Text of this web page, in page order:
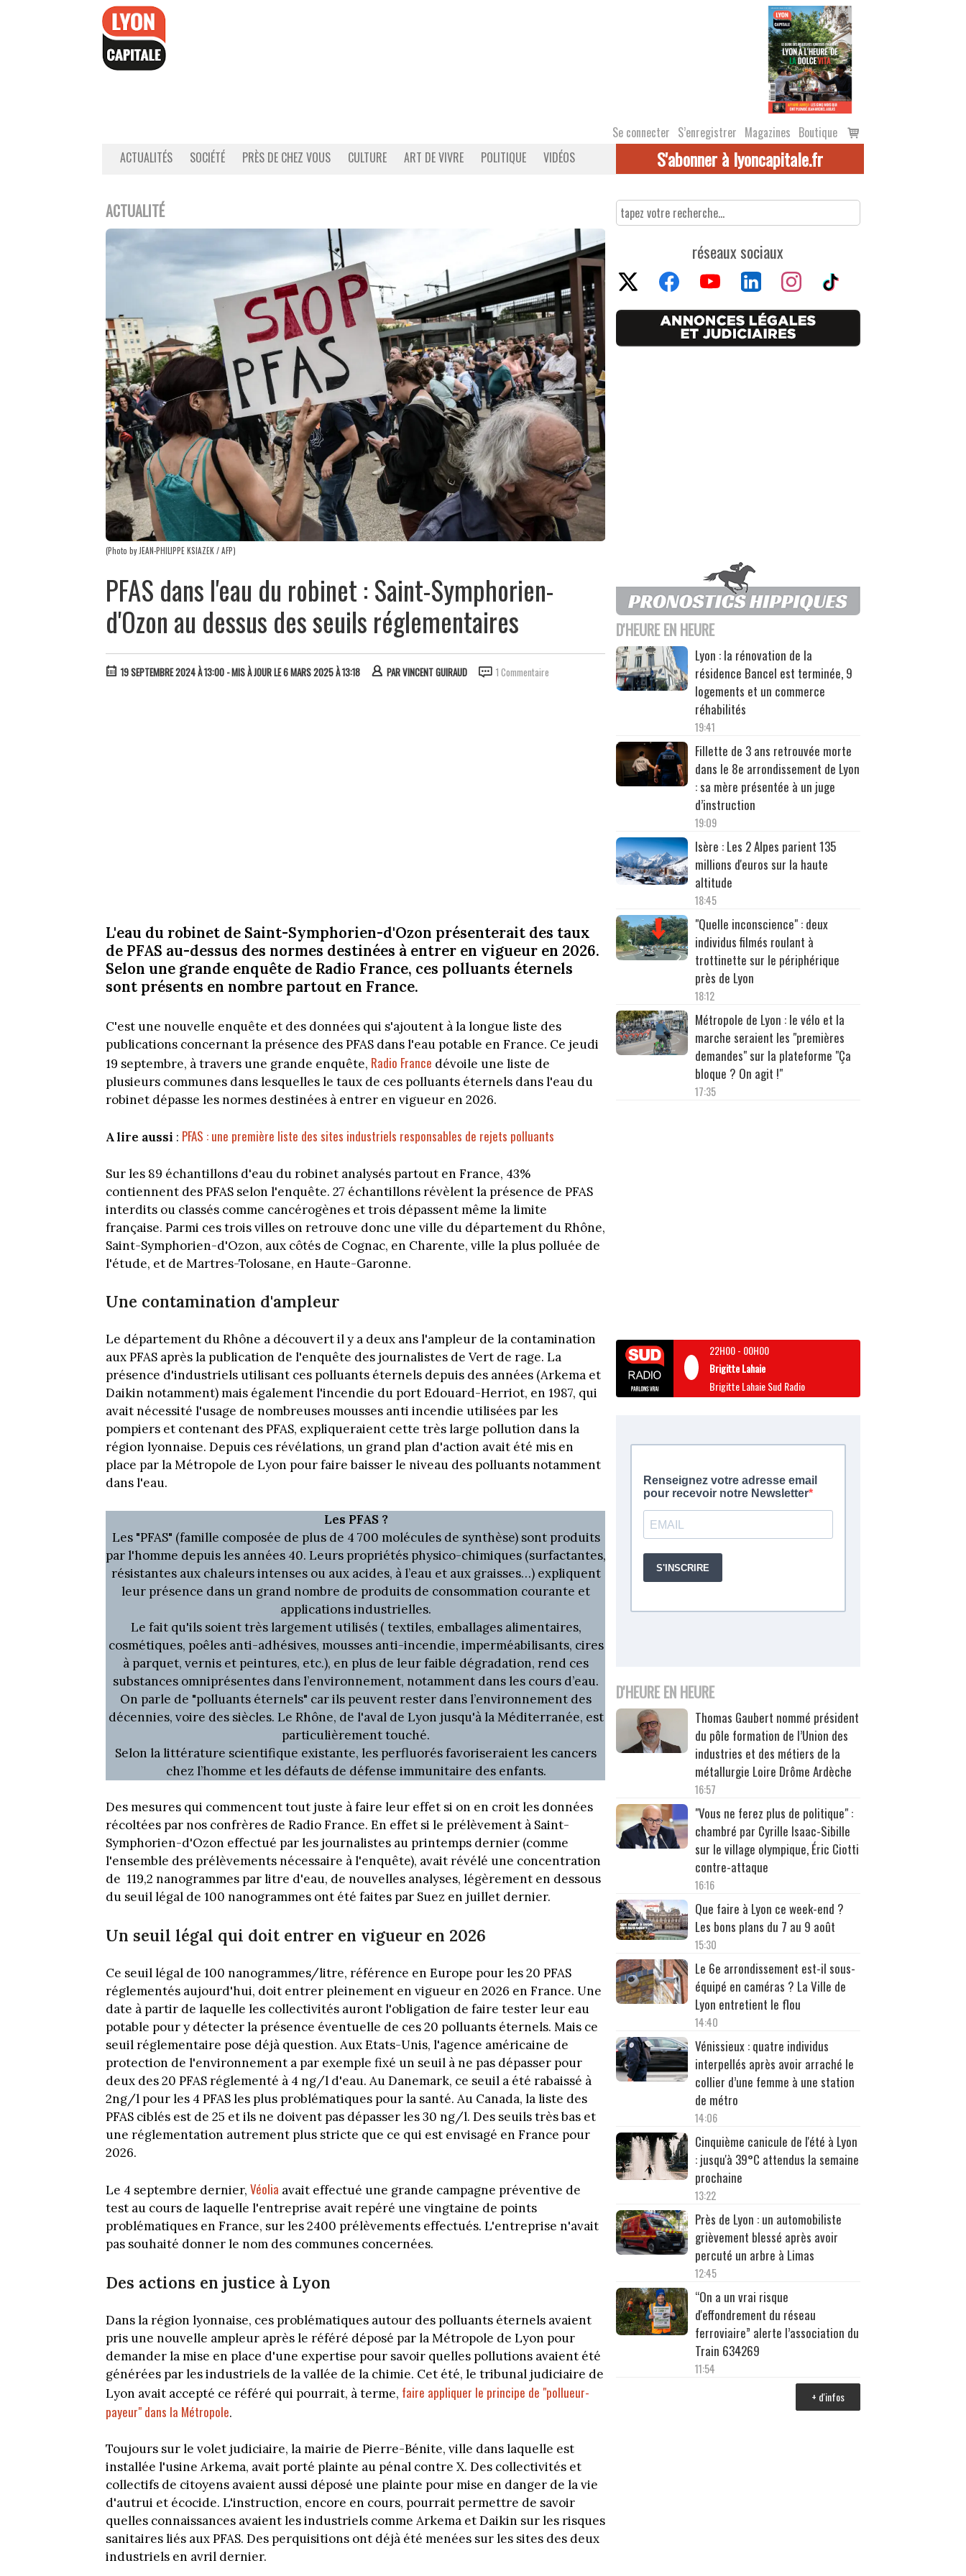
Se connecter S’enregistrer Magazines Boutique
Voir
le
ACTUALITÉS SOCIÉTÉ PRÈS DE CHEZ VOUS CULTURE ART DE VIVRE POLITIQUE VIDÉOS S'abonner à lyoncapitale.fr
ACTUALITÉ
(Photo by JEAN-PHILIPPE KSIAZEK / AFP)
PFAS dans l'eau du robinet : Saint-Symphorien-
d'Ozon au dessus des seuils réglementaires
19 SEPTEMBRE 2024 À 13:00 - MIS À JOUR LE 6 MARS 2025 À 13:18 PARVINCENT GUIRAUD 1 Commentaire
L'eau du robinet de Saint-Symphorien-d'Ozon présenterait des taux
de PFAS au-dessus des normes destinées à entrer en vigueur en 2026.
Selon une grande enquête de Radio France, ces polluants éternels
sont présents en nombre partout en France.
C'est une nouvelle enquête et des données qui s'ajoutent à la longue liste des
publications concernant la présence des PFAS dans l'eau potable en France. Ce jeudi
19 septembre, à travers une grande enquête, Radio France dévoile une liste de
plusieurs communes dans lesquelles le taux de ces polluants éternels dans l'eau du
robinet dépasse les normes destinées à entrer en vigueur en 2026.
A lire aussi : PFAS : une première liste des sites industriels responsables de rejets polluants
Sur les 89 échantillons d'eau du robinet analysés partout en France, 43%
contiennent des PFAS selon l'enquête. 27 échantillons révèlent la présence de PFAS
interdits ou classés comme cancérogènes et trois dépassent même la limite
française. Parmi ces trois villes on retrouve donc une ville du département du Rhône,
Saint-Symphorien-d'Ozon, aux côtés de Cognac, en Charente, ville la plus polluée de
l'étude, et de Martres-Tolosane, en Haute-Garonne.
Une contamination d'ampleur
Le département du Rhône a découvert il y a deux ans l'ampleur de la contamination
aux PFAS après la publication de l'enquête des journalistes de Vert de rage. La
présence d'industriels utilisant ces polluants éternels depuis des années (Arkema et
Daikin notamment) mais également l'incendie du port Edouard-Herriot, en 1987, qui
avait nécessité l'usage de nombreuses mousses anti incendie utilisées par les
pompiers et contenant des PFAS, expliqueraient cette très large pollution dans la
région lyonnaise. Depuis ces révélations, un grand plan d'action avait été mis en
place par la Métropole de Lyon pour faire baisser le niveau des polluants notamment
dans l'eau.
Les PFAS ?
Les "PFAS" (famille composée de plus de 4 700 molécules de synthèse) sont produits
par l'homme depuis les années 40. Leurs propriétés physico-chimiques (surfactantes,
résistantes aux chaleurs intenses ou aux acides, à l’eau et aux graisses…) expliquent
leur présence dans un grand nombre de produits de consommation courante et
applications industrielles.
Le fait qu'ils soient très largement utilisés ( textiles, emballages alimentaires,
cosmétiques, poêles anti-adhésives, mousses anti-incendie, imperméabilisants, cires
à parquet, vernis et peintures, etc.), en plus de leur faible dégradation, rend ces
substances omniprésentes dans l’environnement, notamment dans les cours d’eau.
On parle de "polluants éternels" car ils peuvent rester dans l’environnement des
décennies, voire des siècles. Le Rhône, de l'aval de Lyon jusqu'à la Méditerranée, est
particulièrement touché.
Selon la littérature scientifique existante, les perfluorés favoriseraient les cancers
chez l’homme et les défauts de défense immunitaire des enfants.
Des mesures qui commencent tout juste à faire leur effet si on en croit les données
récoltées par nos confrères de Radio France. En effet si le prélèvement à Saint-
Symphorien-d'Ozon effectué par les journalistes au printemps dernier (comme
l'ensemble des prélèvements nécessaire à l'enquête), avait révélé une concentration
de 119,2 nanogrammes par litre d'eau, de nouvelles analyses, légèrement en dessous
du seuil légal de 100 nanogrammes ont été faites par Suez en juillet dernier.
Un seuil légal qui doit entrer en vigueur en 2026
Ce seuil légal de 100 nanogrammes/litre, référence en Europe pour les 20 PFAS
réglementés aujourd'hui, doit entrer pleinement en vigueur en 2026 en France. Une
date à partir de laquelle les collectivités auront l'obligation de faire tester leur eau
potable pour y détecter la présence éventuelle de ces 20 polluants éternels. Mais ce
seuil réglementaire pose déjà question. Aux Etats-Unis, l'agence américaine de
protection de l'environnement a par exemple fixé un seuil à ne pas dépasser pour
deux des 20 PFAS réglementé à 4 ng/l d'eau. Au Danemark, ce seuil a été rabaissé à
2ng/l pour les 4 PFAS les plus problématiques pour la santé. Au Canada, la liste des
PFAS ciblés est de 25 et ils ne doivent pas dépasser les 30 ng/l. Des seuils très bas et
une réglementation autrement plus stricte que ce qui est envisagé en France pour
2026.
Le 4 septembre dernier, Véolia avait effectué une grande campagne préventive de
test au cours de laquelle l'entreprise avait repéré une vingtaine de points
problématiques en France, sur les 2400 prélèvements effectués. L'entreprise n'avait
pas souhaité donner le nom des communes concernées.
Des actions en justice à Lyon
Dans la région lyonnaise, ces problématiques autour des polluants éternels avaient
pris une nouvelle ampleur après le référé déposé par la Métropole de Lyon pour
demander la mise en place d'une expertise pour savoir quelles pollutions avaient été
générées par les industriels de la vallée de la chimie. Cet été, le tribunal judiciaire de
Lyon avait accepté ce référé qui pourrait, à terme, faire appliquer le principe de "pollueur-
payeur" dans la Métropole.
Toujours sur le volet judiciaire, la mairie de Pierre-Bénite, ville dans laquelle est
installée l'usine Arkema, avait porté plainte au pénal contre X. Des collectivités et
collectifs de citoyens avaient aussi déposé une plainte pour mise en danger de la vie
d'autrui et écocide. L'instruction, encore en cours, pourrait permettre de savoir
quelles connaissances avaient les industriels comme Arkema et Daikin sur les risques
sanitaires liés aux PFAS. Des perquisitions ont déjà été menées sur les sites des deux
industriels en avril dernier.
réseaux sociaux
D'HEURE EN HEURE
Lyon : la rénovation de la
résidence Bancel est terminée, 9
logements et un commerce
réhabilités
19:41
Fillette de 3 ans retrouvée morte
dans le 8e arrondissement de Lyon
: sa mère présentée à un juge
d’instruction
19:09
Isère : Les 2 Alpes parient 135
millions d'euros sur la haute
altitude
18:45
"Quelle inconscience" : deux
individus filmés roulant à
trottinette sur le périphérique
près de Lyon
18:12
Métropole de Lyon : le vélo et la
marche seraient les "premières
demandes" sur la plateforme "Ça
bloque ? On agit !"
17:35
22H00- 00H00
Brigitte Lahaie
Brigitte Lahaie Sud Radio
D'HEURE EN HEURE
Thomas Gaubert nommé président
du pôle formation de l’Union des
industries et des métiers de la
métallurgie Loire Drôme Ardèche
16:57
"Vous ne ferez plus de politique" :
chambré par Cyrille Isaac-Sibille
sur le village olympique, Éric Ciotti
contre-attaque
16:16
Que faire à Lyon ce week-end ?
Les bons plans du 7 au 9 août
15:30
Le 6e arrondissement est-il sous-
équipé en caméras ? La Ville de
Lyon entretient le flou
14:40
Vénissieux : quatre individus
interpellés après avoir arraché le
collier d’une femme à une station
de métro
14:06
Cinquième canicule de l'été à Lyon
: jusqu'à 39°C attendus la semaine
prochaine
13:22
Près de Lyon : un automobiliste
grièvement blessé après avoir
percuté un arbre à Limas
12:45
“On a un vrai risque
d'effondrement du réseau
ferroviaire” alerte l’association du
Train 634269
11:54
+ d'infos